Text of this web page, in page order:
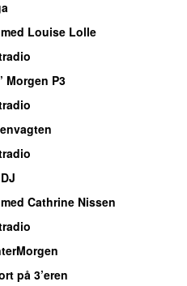
med Louise Lolle
Morgen P3
Cathrine Nissen
på 3’eren